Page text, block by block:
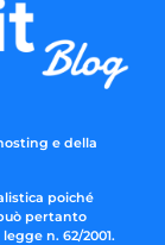
e della
poiché
pertanto
n. 62/2001.